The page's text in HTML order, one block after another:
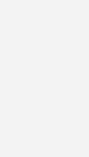
моим
поэтому
После
чемпионате
К крупным